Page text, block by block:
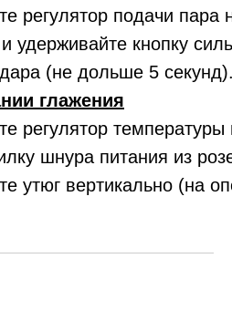
регулятор подачи
удерживайте кнопку
(не дольше 5
глажения
регулятор
шнура питания из
утюг вертикально (на